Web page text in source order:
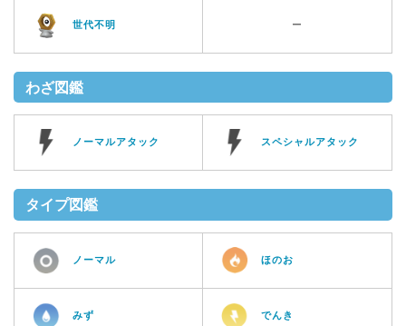
世代不明 ー
わざ図鑑
ノーマルアタック スペシャルアタック
タイプ図鑑
ノーマル ほのお
みず でんき